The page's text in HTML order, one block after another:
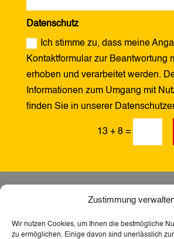
Zustimmung
Wir nutzen Cookies, um Ihnen die bestmögliche
zu ermöglichen. Einige davon sind unerlässlich
Datenschutz
Ich stimme zu, dass meine
Kontaktformular zur Beantwortung
erhoben und verarbeitet werden.
Informationen zum Umgang mit
finden Sie in unserer
13 + 8 =